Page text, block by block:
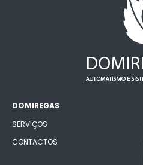
DOMIREGAS
SERVIÇOS
CONTACTOS